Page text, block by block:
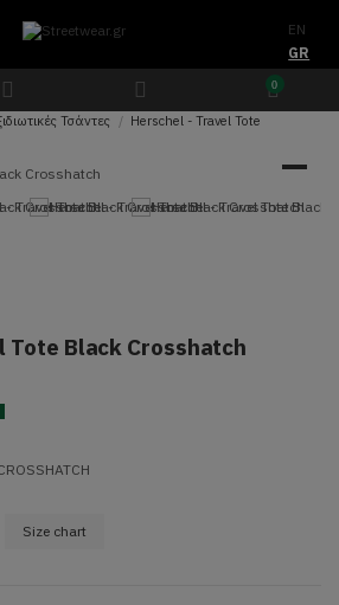
EN
GR
0
Τσάντες
Herschel - Travel Tote
Tote Black Crosshatch
Size chart